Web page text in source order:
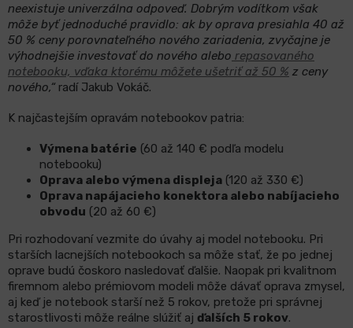
neexistuje univerzálna odpoveď. Dobrým vodítkom však
môže byť jednoduché pravidlo: ak by oprava presiahla 40 až
50 % ceny porovnateľného nového zariadenia, zvyčajne je
výhodnejšie investovať do nového alebo repasovaného
notebooku, vďaka ktorému môžete ušetriť až 50 % z ceny
nového,“radí Jakub Vokáč.
K najčastejším opravám notebookov patria:
Výmena batérie (60 až 140 € podľa modelu
notebooku)
Oprava alebo výmena displeja (120 až 330 €)
Oprava napájacieho konektora alebo nabíjacieho
obvodu (20 až 60 €)
Pri rozhodovaní vezmite do úvahy aj model notebooku. Pri
starších lacnejších notebookoch sa môže stať, že po jednej
oprave budú čoskoro nasledovať ďalšie. Naopak pri kvalitnom
firemnom alebo prémiovom modeli môže dávať oprava zmysel,
aj keď je notebook starší než 5 rokov, pretože pri správnej
starostlivosti môže reálne slúžiť aj ďalších 5 rokov.